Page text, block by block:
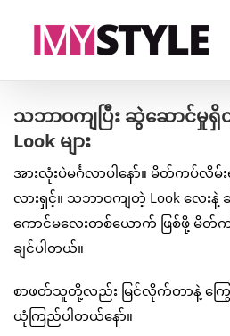
သဘာဝကျပြီး ဆွဲဆောင်မှု
Look များ
အားလုံးပဲမင်္ဂလာပါနော်။ မိတ်ကပ်လိ
လားရှင့်။ သဘာဝကျတဲ့ Look လေး
ကောင်မလေးတစ်ယောက် ဖြစ်ဖို့ မိတ်က
ချင်ပါတယ်။
စာဖတ်သူတို့လည်း မြင်လိုက်တာနဲ့ ကြွ
ယုံကြည်ပါတယ်နော်။